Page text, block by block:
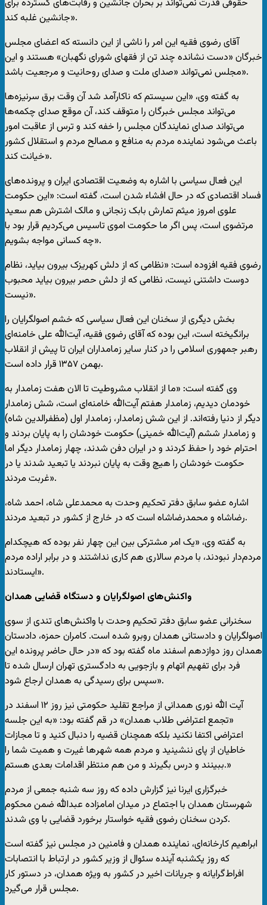
حقوقی قدرت نمی‌تواند بر بحران جانشین و رقابت‌های گسترده برای
جانشین غلبه کند».
آقای رضوی فقیه این امر را ناشی از این دانسته که اعضای مجلس
خبرگان «دست نشانده چند تن از فقهای شورای نگهبان» هستند و این
مجلس نمی‌تواند «صدای ملت و صدای روحانیت و مرجعیت باشد».
به گفته وی، «این سیستم که ناکارآمد شد آن وقت برق سرنیزه‌ها
می‌تواند مجلس خبرگان را متوقف کند، آن موقع صدای چکمه‌ها
می‌تواند صدای نمایندگان مجلس را خفه کند و ترس از عاقبت امور
باعث می‌شود نماینده مردم به منافع و مصالح مردم و استقلال کشور
خیانت کند».
این فعال سیاسی با اشاره به وضعیت اقتصادی ایران و پرونده‌های
فساد اقتصادی که در حال افشاء شدن است، گفته است: «این حکومت
علوی امروز میثم تمارش بابک زنجانی و مالک اشترش هم سعید
مرتضوی است، پس اگر ما حکومت اموی تاسیس می‌کردیم قرار بود با
چه کسانی مواجه بشویم».
رضوی فقیه افزوده است: «نظامی که از دلش کهریزک بیرون بیاید، نظام
دوست داشتنی نیست، نظامی که از دلش حصر بیرون بیاید محبوب
نیست».
بخش دیگری از سخنان این فعال سیاسی که خشم اصولگرایان را
برانگیخته است، این بوده که آقای رضوی فقیه، آیت‌الله علی خامنه‌ای
رهبر جمهوری اسلامی را در کنار سایر زمامداران ایران تا پیش از انقلاب
بهمن ۱۳۵۷ قرار داده است.
وی گفته است: «ما از انقلاب مشروطیت تا الان هفت زمامدار به
خودمان دیدیم، زمامدار هفتم آیت‌الله خامنه‌ای است، شش زمامدار
دیگر از دنیا رفته‌اند. از این شش زمامدار، زمامدار اول (مظفرالدین‌ شاه)
و زمامدار ششم (آیت‌الله خمینی) حکومت خودشان را به پایان بردند و
احترام خود را حفظ کردند و در ایران دفن شدند، چهار زمامدار دیگر اما
حکومت خودشان را هیچ وقت به پایان نبردند یا تبعید شدند یا در
غربت مردند».
اشاره عضو سابق دفتر تحکیم وحدت به محمدعلی شاه، احمد شاه،
رضاشاه و محمدرضاشاه است که در خارج از کشور در تبعید مردند.
به گفته وی، «یک امر مشترکی بین این چهار نفر بوده که هیچکدام
مردم‌دار نبودند، با مردم سالاری هم کاری نداشتند و در برابر اراده مردم
ایستادند».
واکنش‌های اصولگرایان و دستگاه قضایی همدان
سخنرانی عضو سابق دفتر تحکیم وحدت با واکنش‌های تندی از سوی
اصولگرایان و دادستانی همدان روبرو شده است. کامران حمزه، دادستان
همدان روز دوازدهم اسفند ماه گفته بود که «در حال حاضر پرونده این
فرد برای تفهیم اتهام و بازجویی به دادگستری تهران ارسال شده تا
سپس برای رسیدگی به همدان ارجاع شود».
آیت الله نوری همدانی از مراجع تقلید حکومتی نیز روز ۱۲ اسفند در
«تجمع اعتراضی طلاب همدان» در قم گفته بود: «به این جلسه
اعتراضی اکتفا نکنید بلکه همچنان قضیه را دنبال کنید و تا مجازات
‏خاطیان از پای ننشینید و مردم همه شهر‌ها غیرت و همیت شما را
ببینند و درس بگیرند و من هم ‏منتظر اقدامات بعدی هستم.»
خبرگزاری ایرنا نیز گزارش داده که روز سه شنبه جمعی از مردم
شهرستان همدان با اجتماع در میدان امامزاده عبدالله ضمن محکوم
کردن سخنان رضوی فقیه خواستار برخورد قضایی با وی شدند.
ابراهیم کارخانه‌ای، نماینده همدان و فامنین در مجلس نیز گفته است
که روز یکشنبه آینده سئوال از وزیر کشور در ارتباط با انتصابات
افراط‌گرایانه و جریانات اخیر در کشور به ویژه همدان، در دستور کار
مجلس قرار می‌گیرد.